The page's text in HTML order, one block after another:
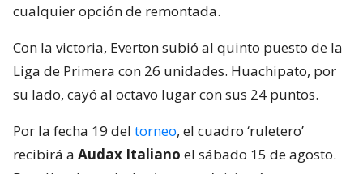
cualquier opción de remontada.
Con la victoria, Everton subió al quinto puesto de la
Liga de Primera con 26 unidades. Huachipato, por
su lado, cayó al octavo lugar con sus 24 puntos.
Por la fecha 19 del torneo, el cuadro ‘ruletero’
recibirá a Audax Italiano el sábado 15 de agosto.